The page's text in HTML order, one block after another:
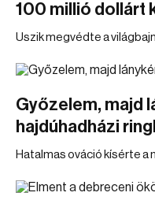
100 millió dollárt
Uszik megvédte a
Győzelem, majd
hajdúhadházi
Hatalmas ováció kísérte a